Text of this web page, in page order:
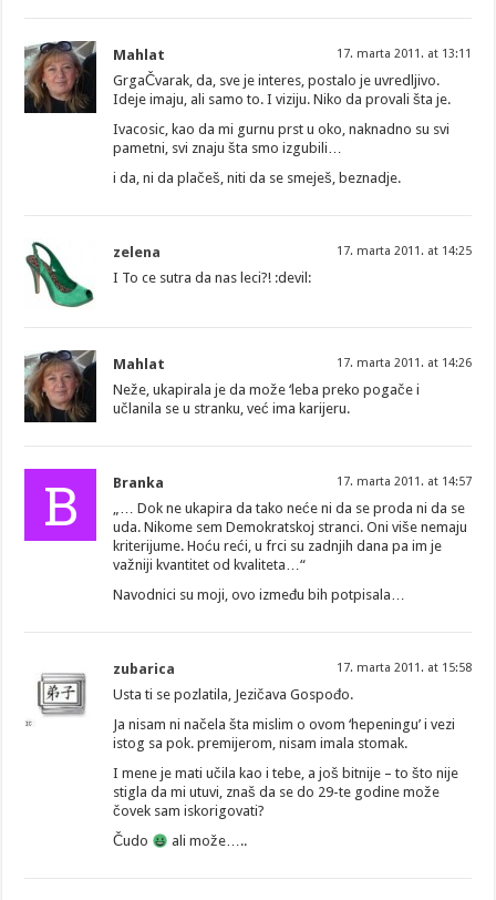
Mahlat 17. marta 2011. at 13:11
GrgaČvarak, da, sve je interes, postalo je uvredljivo.
Ideje imaju, ali samo to. I viziju. Niko da provali šta je.
Ivacosic, kao da mi gurnu prst u oko, naknadno su svi
pametni, svi znaju šta smo izgubili…
i da, ni da plačeš, niti da se smeješ, beznadje.
zelena 17. marta 2011. at 14:25
I To ce sutra da nas leci?! :devil:
Mahlat 17. marta 2011. at 14:26
Neže, ukapirala je da može ‘leba preko pogače i
učlanila se u stranku, već ima karijeru.
B Branka 17. marta 2011. at 14:57
„… Dok ne ukapira da tako neće ni da se proda ni da se
uda. Nikome sem Demokratskoj stranci. Oni više nemaju
kriterijume. Hoću reći, u frci su zadnjih dana pa im je
važniji kvantitet od kvaliteta…“
Navodnici su moji, ovo između bih potpisala…
zubarica 17. marta 2011. at 15:58
Usta ti se pozlatila, Jezičava Gospođo.
Ja nisam ni načela šta mislim o ovom ‘hepeningu’ i vezi
istog sa pok. premijerom, nisam imala stomak.
I mene je mati učila kao i tebe, a još bitnije – to što nije
stigla da mi utuvi, znaš da se do 29-te godine može
čovek sam iskorigovati?
Čudo
ali može…..